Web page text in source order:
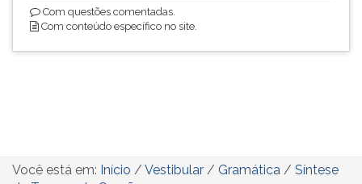
Com questões comentadas.
Com conteúdo específico no site.
Você está em: Início / Vestibular / Gramática / Síntese